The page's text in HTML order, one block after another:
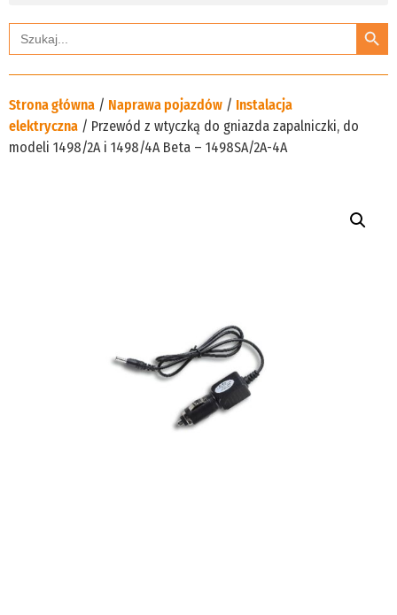
Search
for:
Strona główna / Naprawa pojazdów / Instalacja
elektryczna / Przewód z wtyczką do gniazda zapalniczki, do
modeli 1498/2A i 1498/4A Beta – 1498SA/2A-4A